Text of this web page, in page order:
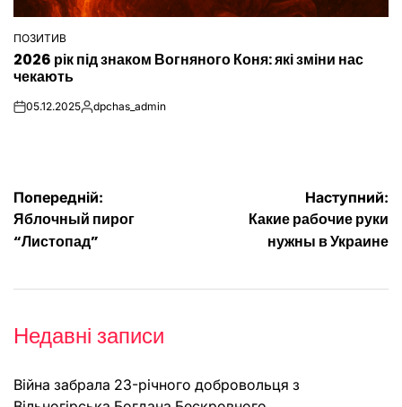
ОПУБЛІКУВАТИ
У
ПОЗИТИВ
2026 рік під знаком Вогняного Коня: які зміни нас
чекають
on05.12.2025Опубліковано
dpchas_admin
Навігація
записів
Попередній:
Яблочный пирог
“Листопад”
Наступний:
Какие рабочие руки
нужны в Украине
Недавні записи
Війна забрала 23-річного добровольця з